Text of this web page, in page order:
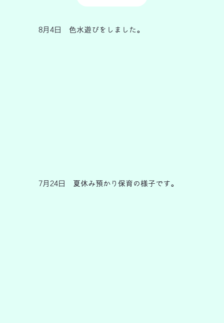
8月4日 色水遊びをしました。
7月24日 夏休み預かり保育の様子です。